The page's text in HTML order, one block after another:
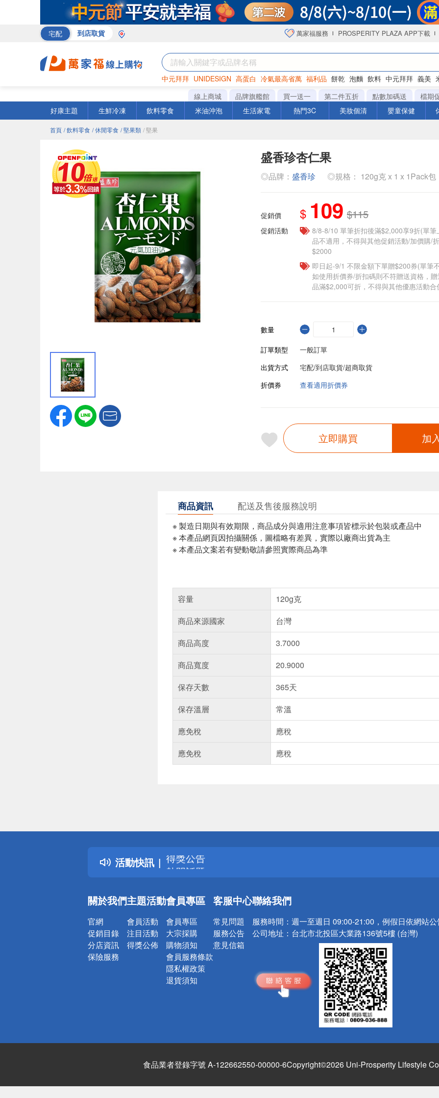
宅配 到店取貨 萬家福服務 PROSPERITY PLAZA APP下載
中元拜拜 UNIDESIGN 高蛋白 冷氣最高省萬 福利品 餅乾 泡麵 飲料 中元拜拜 義美
罐頭 咖啡 海苔
線上商城 品牌旗艦館 買一送一 第二件五折 點數加碼送
檔期
好康主題
生鮮冷凍 飲料零食 米油沖泡 生活家電 熱門3C 美妝個清 嬰童保健
首頁 / 飲料零食 / 休閒零食 / 堅果類 / 堅果
盛香珍杏仁果
◎品牌： 盛香珍 ◎規格： 120g克 x 1 x 1Pack包
促銷價 $ 109 $115
促銷活動
8/8-8/10 單筆折扣後滿$2,000享9折(單
品不適用，不得與其他促銷活動/加價購/
$2000
即日起-9/1 不限金額下單贈$200券(單筆
如使用折價券/折扣碼則不符贈送資格，
品滿$2,000可折，不得與其他優惠活動合
數量
訂單類型
一般訂單
出貨方式
宅配/到店取貨/超商取貨
折價券
查看適用折價券
立即購買 加
商品資訊 配送及售後服務說明
※ 製造日期與有效期限，商品成分與適用注意事項皆標示於包裝或產品中
※ 本產品網頁因拍攝關係，圖檔略有差異，實際以廠商出貨為主
※ 本產品文案若有變動敬請參照實際商品為準
容量
120g克
商品來源國家
台灣
商品高度
3.7000
商品寬度
20.9000
保存天數
365天
保存溫層
常溫
應免稅
應稅
應免稅
應稅
活動快訊
詐騙網頁！請小心！
得獎公告
熱門話題
銀行優惠
詐騙網頁！請小心！
關於我們
官網
促銷目錄
分店資訊
保險服務
主題活動
會員活動
注目活動
得獎公佈
會員專區
會員專區
大宗採購
購物須知
會員服務條款
隱私權政策
退貨須知
客服中心
常見問題
服務公告
意見信箱
聯絡我們
服務時間： 週一至週日 09:00-21:00，例假日依網站
公司地址： 台北市北投區大業路136號5樓 (台灣)
食品業者登錄字號 A-122662550-00000-6Copyright©2026 Uni-Prosperity Lifestyle